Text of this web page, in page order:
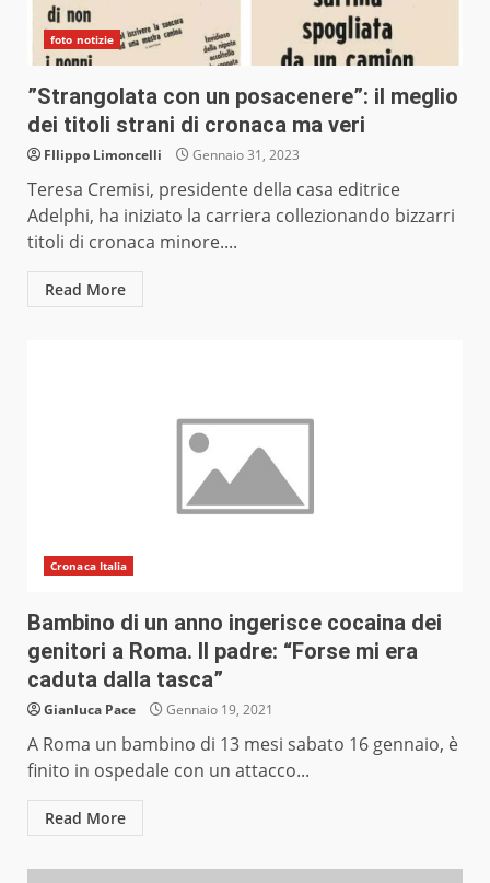
foto notizie
”Strangolata con un posacenere”: il meglio
dei titoli strani di cronaca ma veri
FIlippo Limoncelli Gennaio 31, 2023
Teresa Cremisi, presidente della casa editrice
Adelphi, ha iniziato la carriera collezionando bizzarri
titoli di cronaca minore....
Read More
Cronaca Italia
Bambino di un anno ingerisce cocaina dei
genitori a Roma. Il padre: “Forse mi era
caduta dalla tasca”
Gianluca Pace Gennaio 19, 2021
A Roma un bambino di 13 mesi sabato 16 gennaio, è
finito in ospedale con un attacco...
Read More